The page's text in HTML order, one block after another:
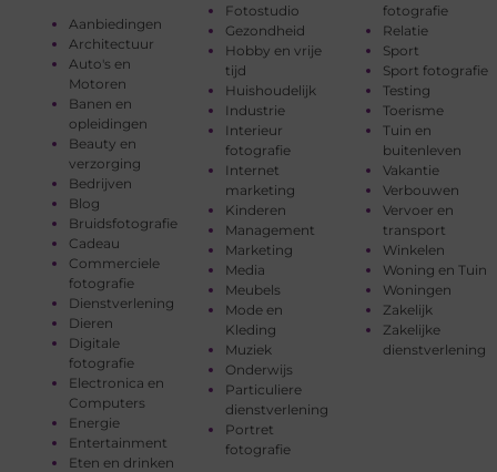
Aanbiedingen
Architectuur
Auto's en
Motoren
Banen en
opleidingen
Beauty en
verzorging
Bedrijven
Blog
Bruidsfotografie
Cadeau
Commerciele
fotografie
Dienstverlening
Dieren
Digitale
fotografie
Electronica en
Computers
Energie
Entertainment
Eten en drinken
Fotostudio
Gezondheid
Hobby en vrije
tijd
Huishoudelijk
Industrie
Interieur
fotografie
Internet
marketing
Kinderen
Management
Marketing
Media
Meubels
Mode en
Kleding
Muziek
Onderwijs
Particuliere
dienstverlening
Portret
fotografie
fotografie
Relatie
Sport
Sport fotografie
Testing
Toerisme
Tuin en
buitenleven
Vakantie
Verbouwen
Vervoer en
transport
Winkelen
Woning en Tuin
Woningen
Zakelijk
Zakelijke
dienstverlening